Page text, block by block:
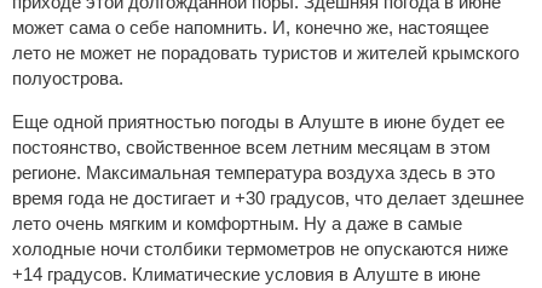
может сама о себе напомнить. И, конечно же, настоящее
лето не может не порадовать туристов и жителей крымского
полуострова.
Еще одной приятностью погоды в Алуште в июне будет ее
постоянство, свойственное всем летним месяцам в этом
регионе. Максимальная температура воздуха здесь в это
время года не достигает и +30 градусов, что делает здешнее
лето очень мягким и комфортным. Ну а даже в самые
холодные ночи столбики термометров не опускаются ниже
+14 градусов. Климатические условия в Алуште в июне